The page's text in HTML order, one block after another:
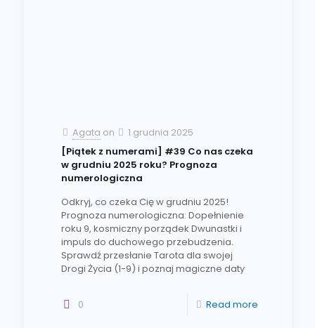
Agata on
1 grudnia 2025
[Piątek z numerami] #39 Co nas czeka
w grudniu 2025 roku? Prognoza
numerologiczna
Odkryj, co czeka Cię w grudniu 2025!
Prognoza numerologiczna: Dopełnienie
roku 9, kosmiczny porządek Dwunastki i
impuls do duchowego przebudzenia.
Sprawdź przesłanie Tarota dla swojej
Drogi Życia (1-9) i poznaj magiczne daty
0 Read more